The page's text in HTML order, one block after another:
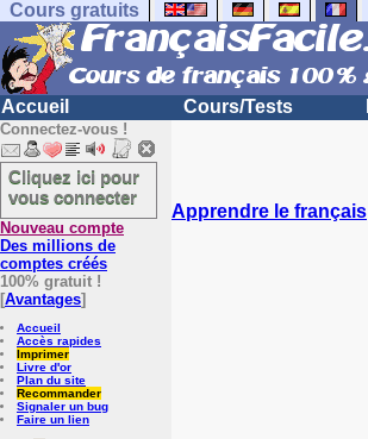
Cours gratuits
Accueil Cours/Tests
Connectez-vous !
Cliquez ici pour
vous connecter
Nouveau compte
Des millions de
comptes créés
100% gratuit !
[Avantages]
Accueil
Accès rapides
Imprimer
Livre d'or
Plan du site
Recommander
Signaler un bug
Faire un lien
Apprendre le français